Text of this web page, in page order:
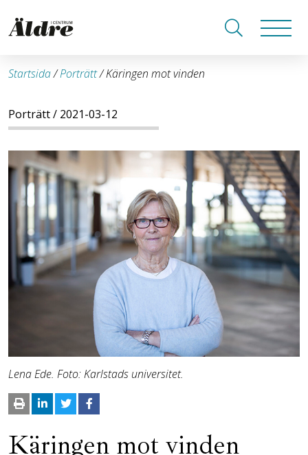
Startsida/Porträtt/Käringen mot vinden
Porträtt/ 2021-03-12
Lena Ede. Foto: Karlstads universitet.
Käringen mot vinden